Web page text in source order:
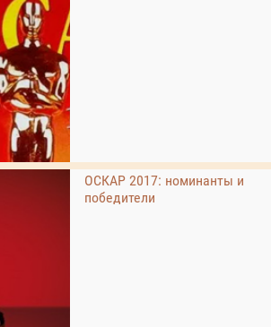
ОСКАР 2017: номинанты и
победители